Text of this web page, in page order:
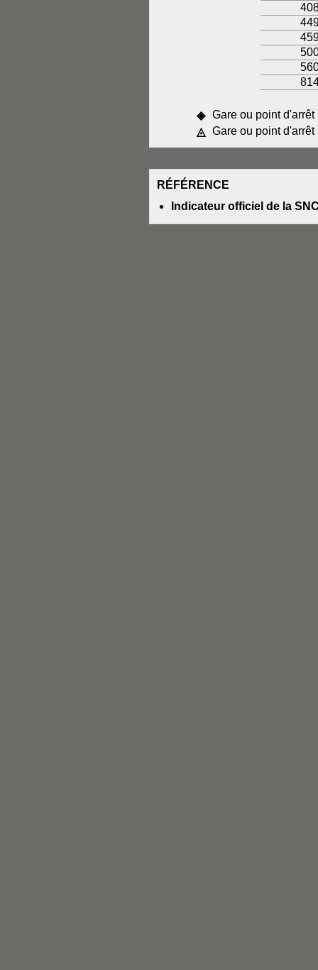
◈
Gare ou point
◬
Gare ou point
RÉFÉRENCE
Indicateur officiel de la